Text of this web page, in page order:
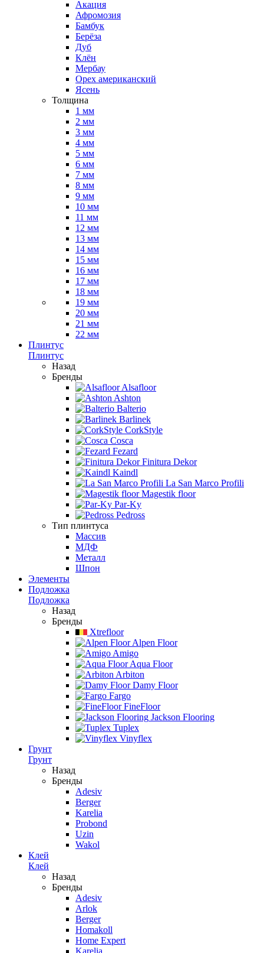
Акация
Афромозия
Бамбук
Берёза
Дуб
Клён
Мербау
Орех американский
Ясень
Толщина
1 мм
2 мм
3 мм
4 мм
5 мм
6 мм
7 мм
8 мм
9 мм
10 мм
11 мм
12 мм
13 мм
14 мм
15 мм
16 мм
17 мм
18 мм
19 мм
20 мм
21 мм
22 мм
Плинтус
Плинтус
Назад
Бренды
Alsafloor
Ashton
Balterio
Barlinek
CorkStyle
Cosca
Fezard
Finitura Dekor
Kaindl
La San Marco Profili
Magestik floor
Par-Ky
Pedross
Тип плинтуса
Массив
МДФ
Металл
Шпон
Элементы
Подложка
Подложка
Назад
Бренды
Xtrefloor
Alpen Floor
Amigo
Aqua Floor
Arbiton
Damy Floor
Fargo
FineFloor
Jackson Flooring
Tuplex
Vinyflex
Грунт
Грунт
Назад
Бренды
Adesiv
Berger
Karelia
Probond
Uzin
Wakol
Клей
Клей
Назад
Бренды
Adesiv
Arlok
Berger
Homakoll
Home Expert
Karelia